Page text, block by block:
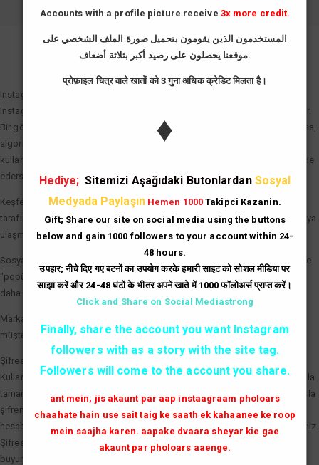
GIRIŞ YAP
Instagram Beğeni Hilesi Neden Önemli?
Instagram algoritması "etkileşim hızı" (engagement rate) prensibiyle çalışır.
Bir gönderi paylaşıldıktan sonraki ilk dakikalarda ne kadar çok beğeni alırsa,
algoritma bu içeriği "değerli" olarak tanımlar. Instagram beğeni hilesi
kullanarak gönderilerinize bu ilk ivmeyi kazandırdığınızda şu avantajları elde
edersiniz:
Keşfet (Explore) Etkisi: Beğeni sayısı hızla artan gönderiler, Instagram
tarafından Keşfet sayfasına taşınır. Bu da binlerce yeni ve organik kullanıcıya
ulaşmanız demektir.
Sosyal Kanıt (Social Proof): Çok beğenilen bir gönderi, kullanıcılar üzerinde
"popüler ve güvenilir" imajı yaratır. İnsanlar, beğenisi yüksek olan içerikleri
daha dikkatli inceleme eğilimindedir.
Marka Prestiji: İşletme hesapları için yüksek beğeni sayıları, potansiyel
müşterilere markanın aktif ve tercih edilen bir marka olduğunu kanıtlar.
Şifresiz ve Güvenli Beğeni Artırma
Kullanıcıların en büyük çekincesi olan hesap güvenliği, profesyonel araçlarla
tamamen çözülmüştür. Kaliteli bir Instagram beğeni hilesi servisi sizden asla
şifrenizi talep etmez. Sadece gönderinizin linkini (bağlantısını) kullanarak,
hesabınızın güvenliğini tehlikeye atmadan etkileşim sayılarınızı artırabilirsiniz.
Şifresiz işlem, hesabınızın spam olarak işaretlenmesini önler ve doğal bir
büyüme görünümü sağlar.
Accounts with a profile picture receive 3x more credit.
المستخدمون الذين يقومون بتحميل صورة الملف الشخصي على
موقعنا يحصلون على رصيد أكبر بثلاثة أضعاف.
प्रोफ़ाइल चित्र वाले खातों को 3 गुना अधिक क्रेडिट मिलता है।
♦
Hediye; Sitemizi Aşağıdaki Butonlardan Sosyal
Medyada Paylaşın Hemen 1000 Takipci Kazanin.
Gift; Share our site on social media using the buttons
below and gain 1000 followers to your account within 24-
48 hours.
उपहार; नीचे दिए गए बटनों का उपयोग करके हमारी साइट को सोशल मीडिया पर
साझा करें और 24-48 घंटों के भीतर अपने खाते में 1000 फॉलोअर्स प्राप्त करें।
Click and Share on Social Mediastrong
Finally, share the account you want Instagram
followers with as a story with the site tag.
Followers will come to the account you share.
ant mein, jis akaunt par aap instaagraam pholoars
chaahate hain use sait taig ke saath ek kahaanee ke roop
mein saajha karen. aapake dvaara sheyar kie gae
akaunt par pholoars aaenge.